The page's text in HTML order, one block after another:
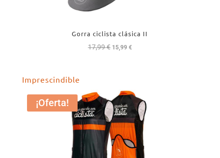
Gorra ciclista clásica II
17,99€ El
17,99 €.
15,99 €El
15,99 €.
Imprescindible
¡Oferta!